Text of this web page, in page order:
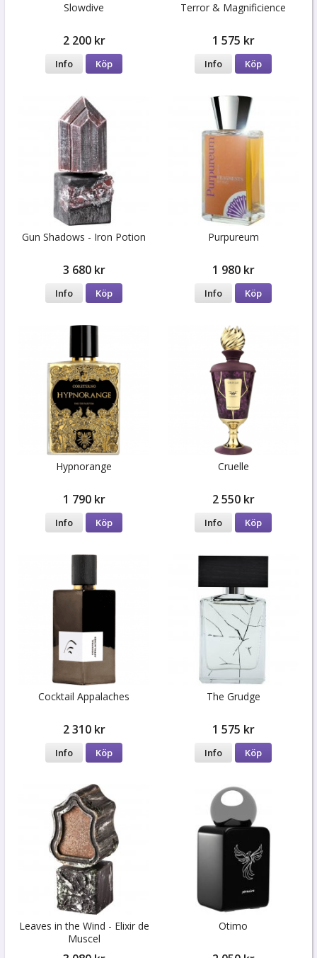
Slowdive
2 200 kr
Info Köp
Terror & Magnificience
1 575 kr
Info Köp
Gun Shadows - Iron Potion
3 680 kr
Info Köp
Purpureum
1 980 kr
Info Köp
Hypnorange
1 790 kr
Info Köp
Cruelle
2 550 kr
Info Köp
Cocktail Appalaches
2 310 kr
Info Köp
The Grudge
1 575 kr
Info Köp
Leaves in the Wind - Elixir de
Muscel
Otimo